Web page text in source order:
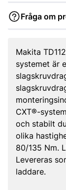
Fråga om
Makita
systemet är
CXT®-
och stabilt
olika
80/135 Nm.
Levereras
laddare.